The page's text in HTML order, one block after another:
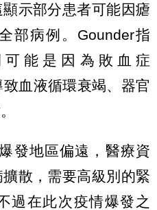
示部分患者可能因瘧
部病例。Gounder指
能是因為敗血症
致血液循環衰竭、器官
發地區偏遠，醫療資
散，需要高級別的緊
過在此次疫情爆發之